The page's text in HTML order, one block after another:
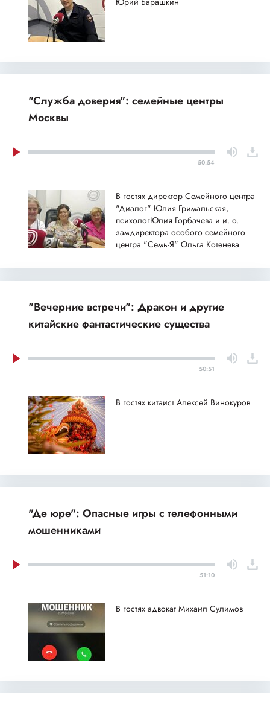
"Служба доверия": семейные центры
Москвы
50:54
В гостях директор Семейного центра
"Диалог" Юлия Гримальская,
психологЮлия Горбачева и и. о.
замдиректора особого семейного
центра "Семь-Я" Ольга Котенева
"Вечерние встречи": Дракон и другие
китайские фантастические существа
50:51
В гостях китаист Алексей Винокуров
"Де юре": Опасные игры с телефонными
мошенниками
51:10
В гостях адвокат Михаил Сулимов